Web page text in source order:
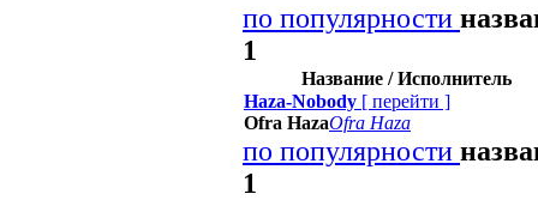
по популярности
1
Название / Исполнитель
Haza-Nobody [ перейти ]
Ofra HazaOfra Haza
по популярности
1